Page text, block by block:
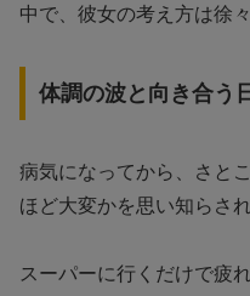
中で、彼女の考え方は徐
体調の波と向き合う
病気になってから、さと
ほど大変かを思い知らされ
スーパーに行くだけで疲